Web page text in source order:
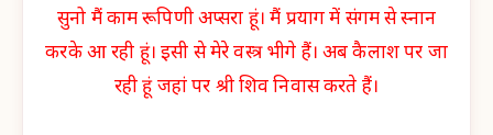
सुनो मैं काम रूपिणी अप्सरा हूं। मैं प्रयाग में संगम से स्नान
करके आ रही हूं। इसी से मेरे वस्त्र भीगे हैं। अब कैलाश पर जा
रही हूं जहां पर श्री शिव निवास करते हैं।